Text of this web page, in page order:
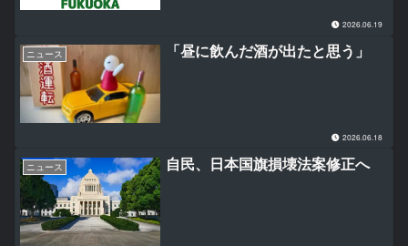
2026.06.19
ニュース 「昼に飲んだ酒が出たと思う」
2026.06.18
ニュース 自民、日本国旗損壊法案修正へ